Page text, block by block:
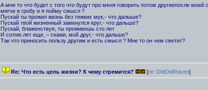
А мне то что будет с того что будут про меня говорить потом другиепосле моей
мягче в гробу и я пойму смысл ?
Пускай ты прожил жизнь без тяжких мук,- что далыше?
Пускай твой жизненный замкнулся круг,- что дальше?
Пускай, блаженствуя, ты проживешь сто лет
И сотню лет еще, – скажи, мой друг,- что дальше?
Так что приносить пользу другим и есть смысл ? Мне то он чем светит?
Re: Что есть цель жизни? К чему стремится? [re: OldOldRaven]